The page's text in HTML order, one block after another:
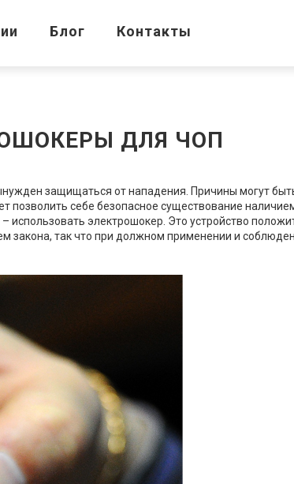
Блог Контакты
ДЛЯ ЧОП
защищаться от нападения. Причины могут
себе безопасное существование
электрошокер. Это устройство
закона, так что при должном применении и